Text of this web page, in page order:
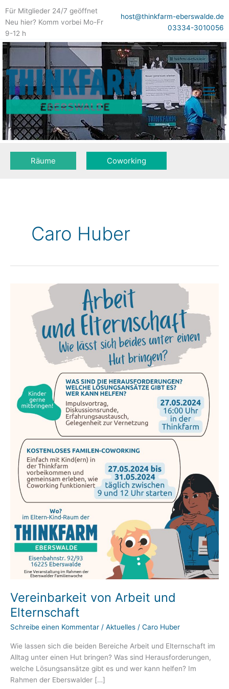
Für Mitglieder 24/7 geöffnet
Neu hier? Komm vorbei Mo-Fr
9-12 h
host@thinkfarm-eberswalde.de
03334-3010056
Räume Coworking
Caro Huber
Vereinbarkeit von Arbeit und
Elternschaft
Schreibe einen Kommentar / Aktuelles / Caro Huber
Wie lassen sich die beiden Bereiche Arbeit und Elternschaft im
Alltag unter einen Hut bringen? Was sind Herausforderungen,
welche Lösungsansätze gibt es und wer kann helfen? Im
Rahmen der Eberswalder […]